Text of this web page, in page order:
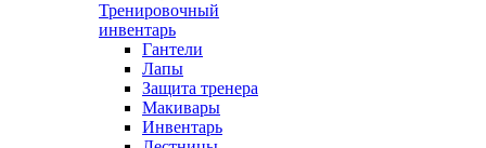
Тренировочный
инвентарь
Гантели
Лапы
Защита тренера
Макивары
Инвентарь